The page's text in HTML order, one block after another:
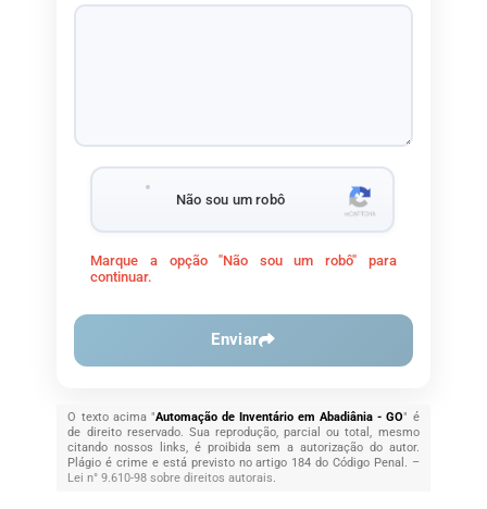
Não sou um robô
Marque a opção "Não sou um robô" para
continuar.
Enviar
O texto acima "Automação de Inventário em Abadiânia - GO" é
de direito reservado. Sua reprodução, parcial ou total, mesmo
citando nossos links, é proibida sem a autorização do autor.
Plágio é crime e está previsto no artigo 184 do Código Penal. –
Lei n° 9.610-98 sobre direitos autorais.